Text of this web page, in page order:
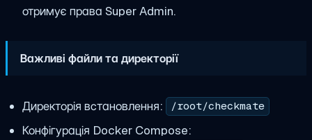
отримує права Super Admin.
Важливі файли та директорії
Директорія встановлення: /root/checkmate
Конфігурація Docker Compose: